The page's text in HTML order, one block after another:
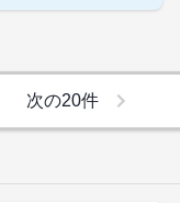
次の20件